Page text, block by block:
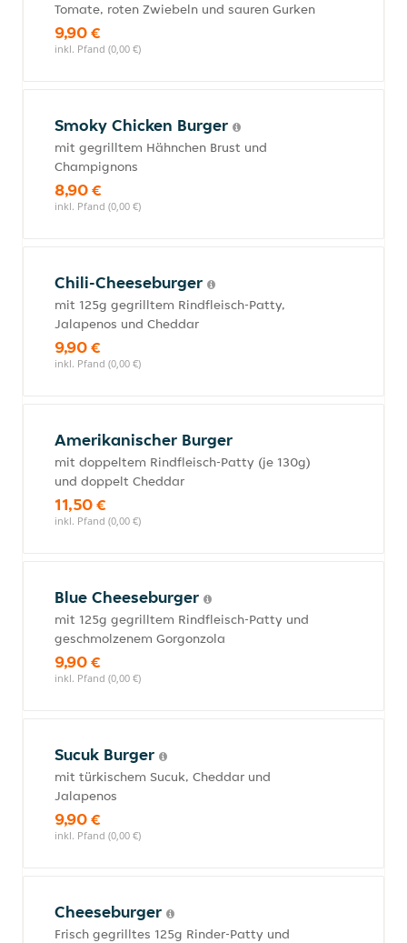
Tomate, roten Zwiebeln und sauren Gurken
9,90 €
inkl. Pfand (0,00 €)
Smoky Chicken Burger
mit gegrilltem Hähnchen Brust und
Champignons
8,90 €
inkl. Pfand (0,00 €)
Chili-Cheeseburger
mit 125g gegrilltem Rindfleisch-Patty,
Jalapenos und Cheddar
9,90 €
inkl. Pfand (0,00 €)
Amerikanischer Burger
mit doppeltem Rindfleisch-Patty (je 130g)
und doppelt Cheddar
11,50 €
inkl. Pfand (0,00 €)
Blue Cheeseburger
mit 125g gegrilltem Rindfleisch-Patty und
geschmolzenem Gorgonzola
9,90 €
inkl. Pfand (0,00 €)
Sucuk Burger
mit türkischem Sucuk, Cheddar und
Jalapenos
9,90 €
inkl. Pfand (0,00 €)
Cheeseburger
Frisch gegrilltes 125g Rinder-Patty und